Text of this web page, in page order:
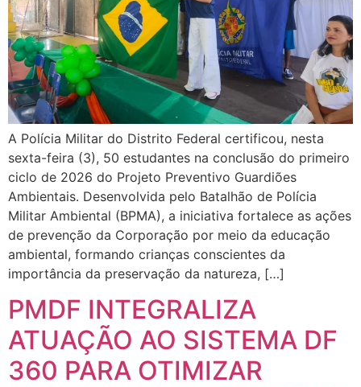
A Polícia Militar do Distrito Federal certificou, nesta
sexta-feira (3), 50 estudantes na conclusão do primeiro
ciclo de 2026 do Projeto Preventivo Guardiões
Ambientais. Desenvolvida pelo Batalhão de Polícia
Militar Ambiental (BPMA), a iniciativa fortalece as ações
de prevenção da Corporação por meio da educação
ambiental, formando crianças conscientes da
importância da preservação da natureza, […]
PMDF INTEGRALIZA
ATUAÇÃO AO SISTEMA DF
360 PARA OTIMIZAR